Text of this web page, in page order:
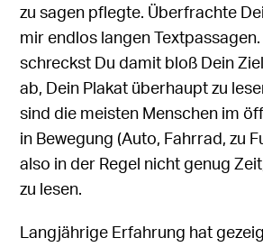
zu sagen pflegte. Überfrachte
mir endlos langen
schreckst Du damit bloß Dein
ab, Dein Plakat überhaupt zu
sind die meisten Menschen im
in Bewegung (Auto, Fahrrad, zu
also in der Regel nicht genug
zu lesen.
Langjährige Erfahrung hat